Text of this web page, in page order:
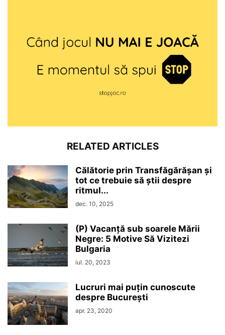
RELATED ARTICLES
Călătorie prin Transfăgărășan și
tot ce trebuie să știi despre
ritmul...
dec. 10, 2025
(P) Vacanță sub soarele Mării
Negre: 5 Motive Să Vizitezi
Bulgaria
iul. 20, 2023
Lucruri mai puțin cunoscute
despre București
apr. 23, 2020